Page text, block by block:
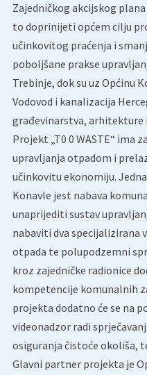
Zajedničkog akcijskog
to doprinijeti općem cilju
učinkovitog praćenja i
poboljšane prakse
Trebinje, dok su uz Općinu
Vodovod i kanalizacija
građevinarstva, arhitekture
Projekt „T0 0 WASTE“ ima
upravljanja otpadom i
učinkovitu ekonomiju.
Konavle jest nabava
unaprijediti sustav
nabaviti dva specijalizirana
otpada te polupodzemni
kroz zajedničke radionice
kompetencije komunalnih
projekta dodatno će se na
videonadzor radi
osiguranja čistoće okoliša,
Glavni partner projekta je